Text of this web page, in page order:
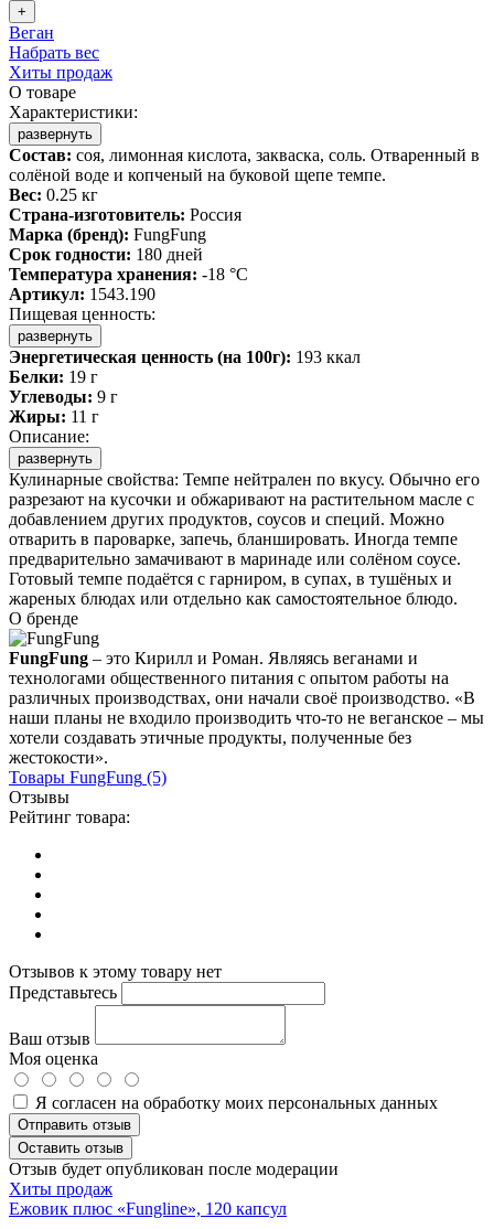
+
Веган
Набрать вес
Хиты продаж
О товаре
Характеристики:
развернуть
Состав: соя, лимонная кислота, закваска, соль. Отваренный в
солёной воде и копченый на буковой щепе темпе.
Вес: 0.25 кг
Страна-изготовитель: Россия
Марка (бренд): FungFung
Срок годности: 180 дней
Температура хранения: -18 °C
Артикул: 1543.190
Пищевая ценность:
развернуть
Энергетическая ценность (на 100г): 193 ккал
Белки: 19 г
Углеводы: 9 г
Жиры: 11 г
Описание:
развернуть
Кулинарные свойства: Темпе нейтрален по вкусу. Обычно его
разрезают на кусочки и обжаривают на растительном масле с
добавлением других продуктов, соусов и специй. Можно
отварить в пароварке, запечь, бланшировать. Иногда темпе
предварительно замачивают в маринаде или солёном соусе.
Готовый темпе подаётся с гарниром, в супах, в тушёных и
жареных блюдах или отдельно как самостоятельное блюдо.
О бренде
FungFung – это Кирилл и Роман. Являясь веганами и
технологами общественного питания с опытом работы на
различных производствах, они начали своё производство. «В
наши планы не входило производить что-то не веганское – мы
хотели создавать этичные продукты, полученные без
жестокости».
Товары FungFung (5)
Отзывы
Рейтинг товара:
Отзывов к этому товару нет
Представьтесь
Ваш отзыв
Моя оценка
Я согласен на обработку моих персональных данных
Отправить отзыв
Оставить отзыв
Отзыв будет опубликован после модерации
Хиты продаж
Ежовик плюс «Fungline», 120 капсул